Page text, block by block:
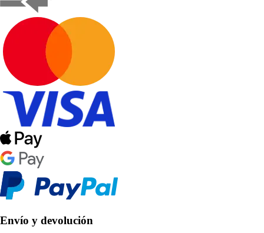
Envío y devolución